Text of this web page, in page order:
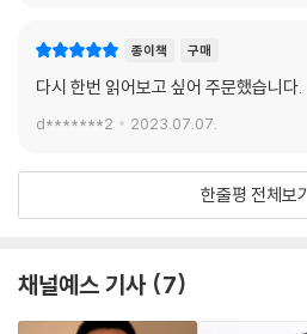
종이책 구매
다시 한번 읽어보고 싶어 주문했습니다.
d*******2 2023.07.07.
한줄평 전체보기
채널예스 기사 7